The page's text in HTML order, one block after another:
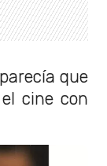
que
cine con